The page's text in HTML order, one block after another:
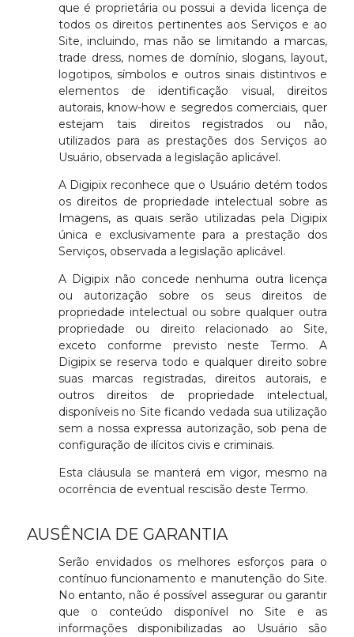
que é proprietária ou possui a devida licença de
todos os direitos pertinentes aos Serviços e ao
Site, incluindo, mas não se limitando a marcas,
trade dress, nomes de domínio, slogans, layout,
logotipos, símbolos e outros sinais distintivos e
elementos de identificação visual, direitos
autorais, know-how e segredos comerciais, quer
estejam tais direitos registrados ou não,
utilizados para as prestações dos Serviços ao
Usuário, observada a legislação aplicável.
A Digipix reconhece que o Usuário detém todos
os direitos de propriedade intelectual sobre as
Imagens, as quais serão utilizadas pela Digipix
única e exclusivamente para a prestação dos
Serviços, observada a legislação aplicável.
A Digipix não concede nenhuma outra licença
ou autorização sobre os seus direitos de
propriedade intelectual ou sobre qualquer outra
propriedade ou direito relacionado ao Site,
exceto conforme previsto neste Termo. A
Digipix se reserva todo e qualquer direito sobre
suas marcas registradas, direitos autorais, e
outros direitos de propriedade intelectual,
disponíveis no Site ficando vedada sua utilização
sem a nossa expressa autorização, sob pena de
configuração de ilícitos civis e criminais.
Esta cláusula se manterá em vigor, mesmo na
ocorrência de eventual rescisão deste Termo.
AUSÊNCIA DE GARANTIA
Serão envidados os melhores esforços para o
contínuo funcionamento e manutenção do Site.
No entanto, não é possível assegurar ou garantir
que o conteúdo disponível no Site e as
informações disponibilizadas ao Usuário são